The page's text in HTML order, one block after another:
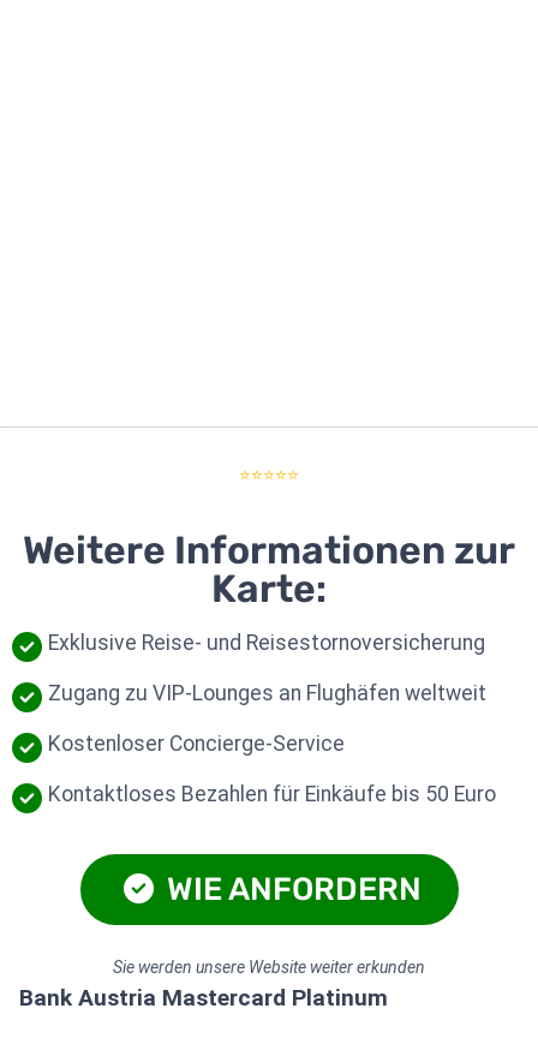
⭐⭐⭐⭐⭐
Weitere Informationen zur
Karte:
Exklusive Reise- und Reisestornoversicherung
Zugang zu VIP-Lounges an Flughäfen weltweit
Kostenloser Concierge-Service
Kontaktloses Bezahlen für Einkäufe bis 50 Euro
WIE ANFORDERN
Sie werden unsere Website weiter erkunden
Bank Austria Mastercard Platinum